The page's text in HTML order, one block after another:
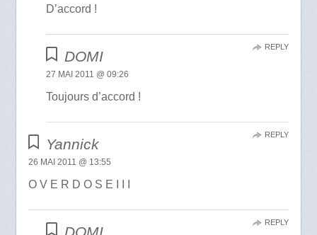
D’accord !
DOMI
27 MAI 2011 @ 09:26
Toujours d’accord !
REPLY
Yannick
26 MAI 2011 @ 13:55
O V E R D O S E I I I
REPLY
REPLY